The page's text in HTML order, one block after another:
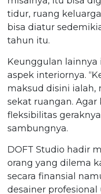
tidur, ruang
bisa diatur
tahun itu.
Keunggulan lainnya
aspek interiornya.
maksud disini
sekat ruangan. Agar
fleksibilitas
sambungnya.
DOFT Studio hadir
orang yang dilema
secara finansial
desainer